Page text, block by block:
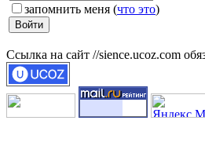
запомнить меня (что это)
Ссылка на сайт //sience.ucoz.com